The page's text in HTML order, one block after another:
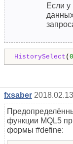
Если у
HistorySelect (0
fxsaber
функции MQL5
формы #define: